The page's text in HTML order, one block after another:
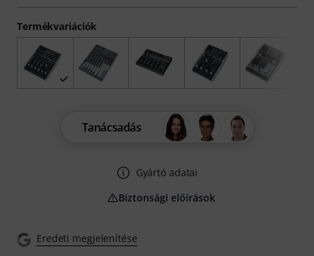
Eredeti megjelenítése
Termékvariációk
Tanácsadás
Gyártó adatai
Biztonsági előírások